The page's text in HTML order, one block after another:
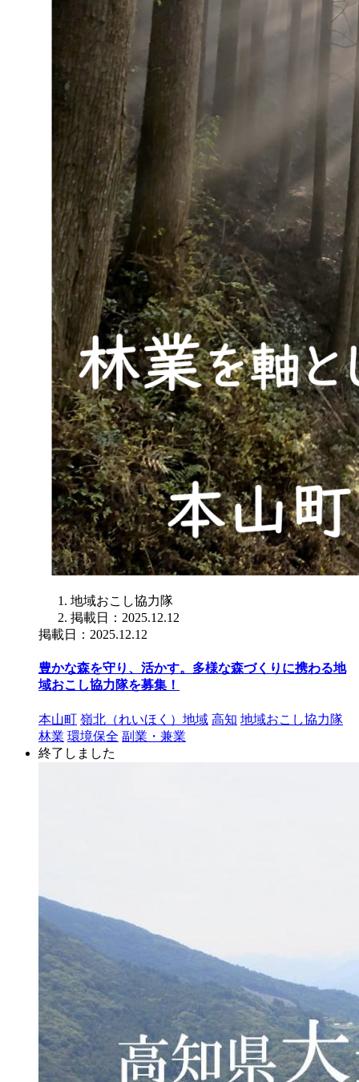
地域おこし協力隊
掲載日：2025.12.12
掲載日：2025.12.12
豊かな森を守り、活かす。多様な森づくりに携わる地
域おこし協力隊を募集！
本山町 嶺北（れいほく）地域 高知 地域おこし協力隊
林業 環境保全 副業・兼業
終了しました